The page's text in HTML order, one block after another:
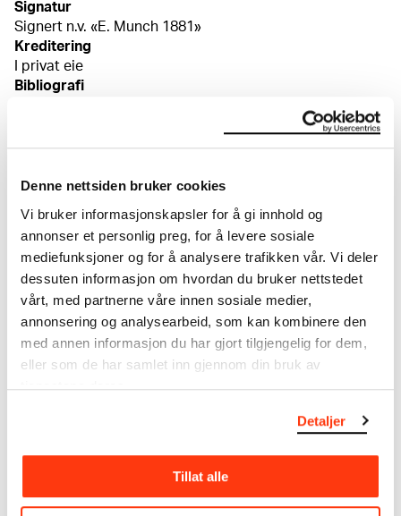
Denne nettsiden bruker cookies
Vi bruker informasjonskapsler for å gi innhold og
annonser et personlig preg, for å levere sosiale
mediefunksjoner og for å analysere trafikken vår. Vi deler
dessuten informasjon om hvordan du bruker nettstedet
vårt, med partnerne våre innen sosiale medier,
annonsering og analysearbeid, som kan kombinere den
med annen informasjon du har gjort tilgjengelig for dem,
eller som de har samlet inn gjennom din bruk av
tjenestene deres.
Detaljer
Tillat alle
Signatur
Signert n.v. «E. Munch 1881»
Kreditering
I privat eie
Bibliografi
utst.kat. MM, Oslo 2008, (English edition: Munch
becoming "Munch". Artistic Strategies 1880–1892),
Om verkskatalogen
I verkskatalogen kan du søke i hele Edvard Munchs
kunstnerskap. Verkskatalogen utbedres jevnlig i
samsvar med den nyeste forskningen. Vi tar
forbehold om at feil kan forekomme.
kunstverk. I tillegg til den ekstraordinære samlingen
til Rolf Stenersen, Amaldus Nielsen og Ludvig O.
Ravensberg.